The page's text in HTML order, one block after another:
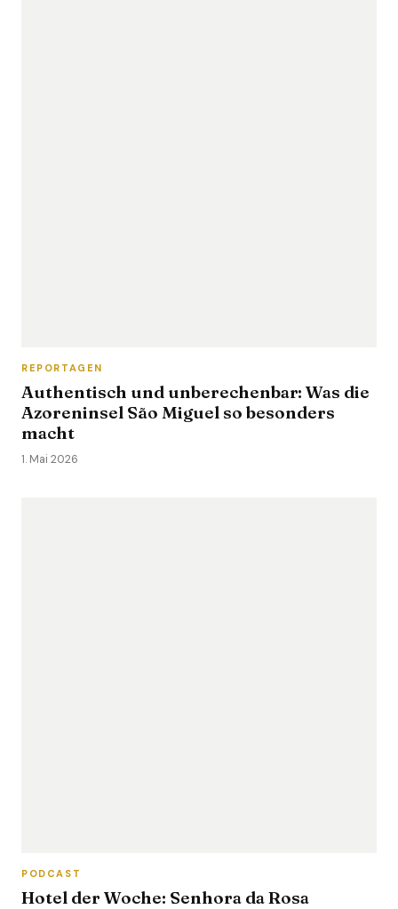
REPORTAGEN
Authentisch und unberechenbar: Was die
Azoreninsel São Miguel so besonders
macht
1. Mai 2026
PODCAST
Hotel der Woche: Senhora da Rosa